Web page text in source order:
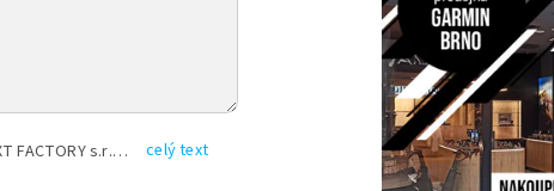
Vyplněním shora uvedených údajů beru na vědomí, že společnost TEXT FACTORY s.r.o., sídlem Brno, Durďákova 336/29, Černá Pole, PSČ: 613 00, IČ: 06157831, zapsané u Krajského soudu v Brně, oddíl C, vložka 100399, bude zpracovávat mé osobní údaje uvedené v rámci mnou vyplněného registračního formuláře na základě oprávněných zájmů TEXT FACTORY s.r.o. dle čl. 6 odst. 1 písm. f) GDPR a pro splnění právních povinností (čl. 6 odst. 1 písm. c) GDPR), a to pro tyto účely: nezbytnost zajistit oprávnění návštěvníka webových stránek provozovaných společností TEXT FACTORY s.r.o. přispívat aktivně ke zveřejněným článkům nebo v rámci diskusních fór a výkon práv TEXT FACTORY s.r.o. jako administrátora těchto diskusních fór. Více informací o zpracování osobních údajů a právech lze nalézt v celý text